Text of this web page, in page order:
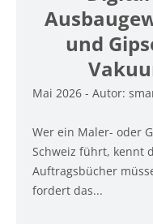
und
Mai 2026 - Autor:
Wer ein Maler- oder
Schweiz führt, kennt
Auftragsbücher
fordert das...